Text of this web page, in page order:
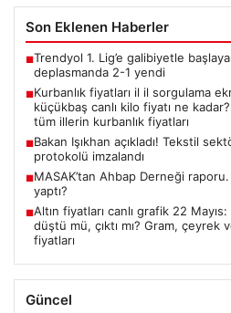
Son Eklenen Haberler
■Trendyol 1. Lig’e galibiyetle
deplasmanda 2-1 yendi
■Kurbanlık fiyatları il il sorgulama
küçükbaş canlı kilo fiyatı ne
tüm illerin kurbanlık fiyatları
■Bakan Işıkhan açıkladı! Tekstil
protokolü imzalandı
■MASAK’tan Ahbap Derneği
yaptı?
■Altın fiyatları canlı grafik 22
düştü mü, çıktı mı? Gram, çeyrek
fiyatları
Güncel